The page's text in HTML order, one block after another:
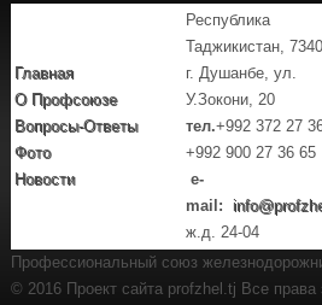
Главная
О Профсоюзе
Вопросы-Ответы
Фото
Новости
Республика
Таджикистан,
г. Душанбе, ул.
У.Зокони, 20
тел.+992 372 27
+992 900 27 36 65
e-
mail:
ж.д. 24-04
Профессиональный союз
© 2016 Проект сайта profzhel.tj Все